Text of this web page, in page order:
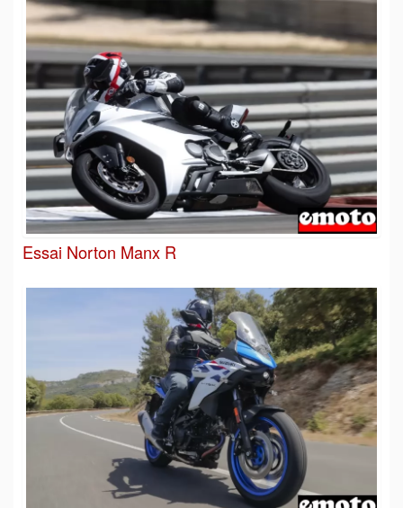
Essai Norton Manx R